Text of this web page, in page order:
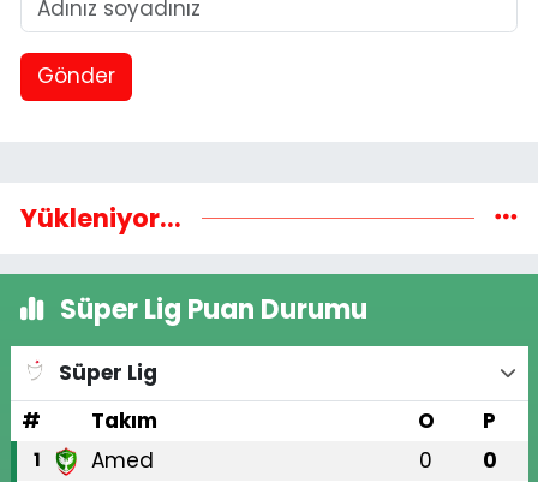
Gönder
Yükleniyor...
Süper Lig Puan Durumu
Süper Lig
#
Takım O P
1 Amed 0 0